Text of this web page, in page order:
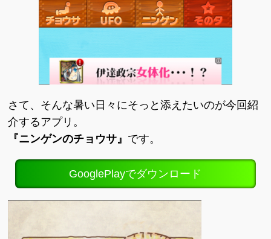
さて、そんな暑い日々にそっと添えたいのが今回紹
介するアプリ。
『ニンゲンのチョウサ』 です。
GooglePlayでダウンロード